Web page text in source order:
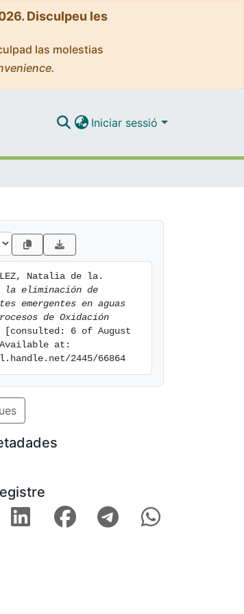
Disculpeu les
las molestias
Iniciar sessió
la eliminación de
emergentes en aguas
de Oxidación
[consulted: 6 of August
at:
2445/66864